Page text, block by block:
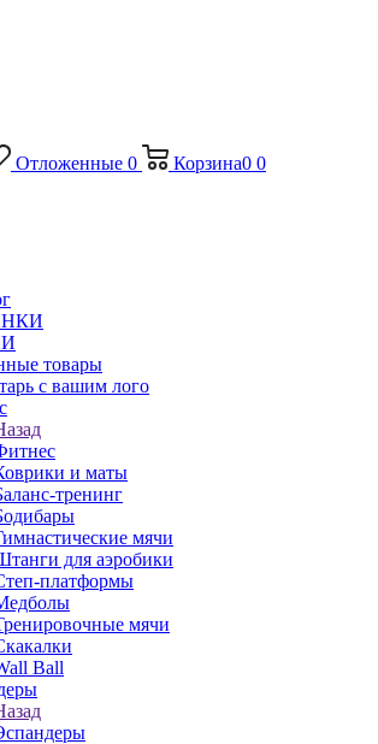
Отложенные 0 Корзина0 0
товары
с вашим лого
и маты
тренинг
мячи
для аэробики
платформы
мячи
Ball